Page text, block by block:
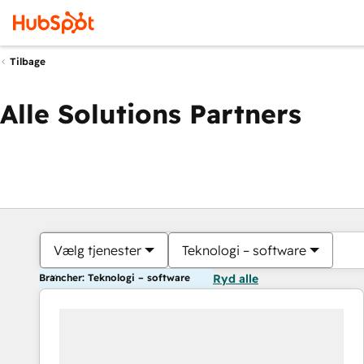
Tilbage
Alle Solutions Partners
Vælg tjenester Teknologi – software
Brancher: Teknologi – software Ryd alle